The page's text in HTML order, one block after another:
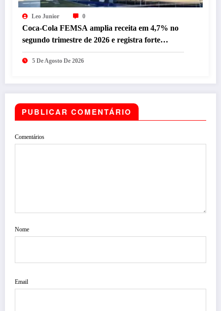
Leo Junior 0
Coca-Cola FEMSA amplia receita em 4,7% no
segundo trimestre de 2026 e registra forte
desempenho da operação brasileira
5 De Agosto De 2026
PUBLICAR COMENTÁRIO
Comentários
Nome
Email